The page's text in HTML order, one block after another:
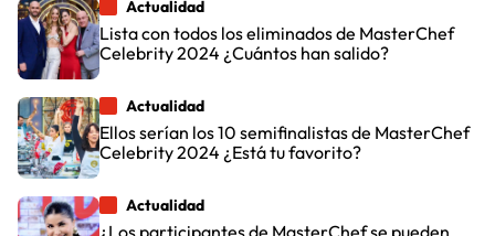
Actualidad
Lista con todos los eliminados de MasterChef
Celebrity 2024 ¿Cuántos han salido?
Actualidad
Ellos serían los 10 semifinalistas de MasterChef
Celebrity 2024 ¿Está tu favorito?
Actualidad
¿Los participantes de MasterChef se pueden